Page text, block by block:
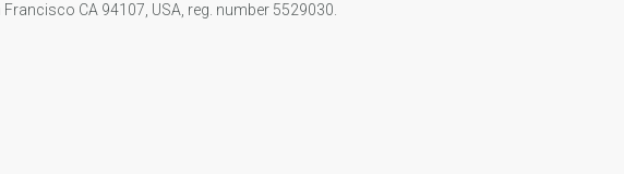
CA 94107, USA, reg. number 5529030.